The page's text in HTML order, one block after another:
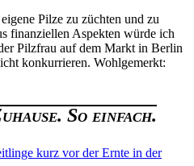
Pilze zu züchten und zu
finanziellen Aspekten würde ich
Pilzfrau auf dem Markt in Berlin
konkurrieren. Wohlgemerkt:
So einfach.